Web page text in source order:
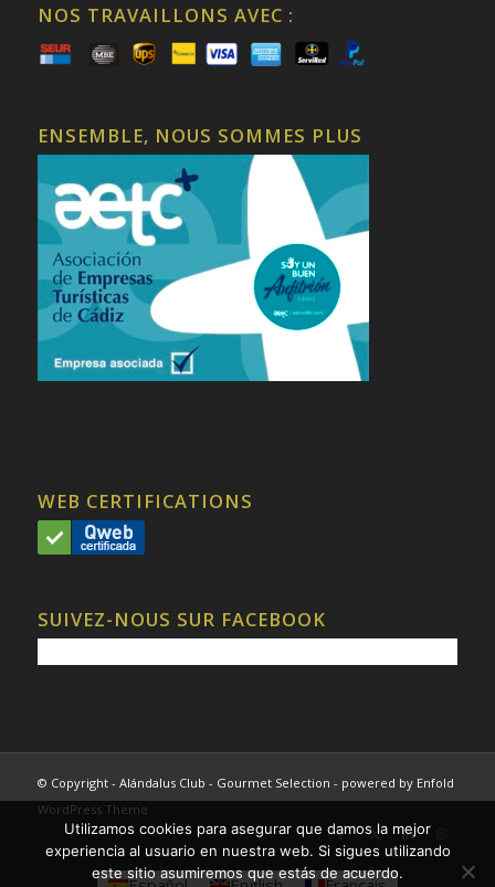
NOS TRAVAILLONS AVEC :
ENSEMBLE, NOUS SOMMES PLUS
WEB CERTIFICATIONS
SUIVEZ-NOUS SUR FACEBOOK
© Copyright - Alándalus Club - Gourmet Selection - powered by Enfold
WordPress Theme
Utilizamos cookies para asegurar que damos la mejor
experiencia al usuario en nuestra web. Si sigues utilizando
este sitio asumiremos que estás de acuerdo.